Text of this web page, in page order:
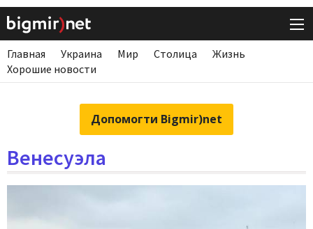
Главная Украина Мир Столица
Жизнь
Хорошие новости
Допомогти Bigmir)net
Венесуэла